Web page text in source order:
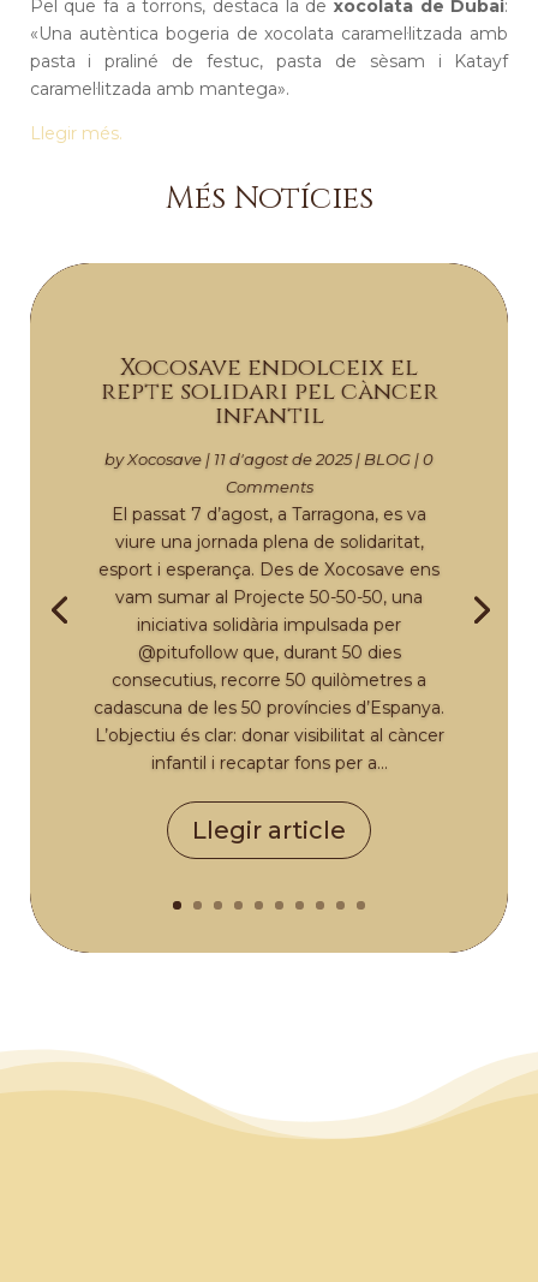
Pel que fa a torrons, destaca la dexocolata de Dubai:
«Una autèntica bogeria de xocolata caramel·litzada amb
pasta i praliné de festuc, pasta de sèsam i Katayf
caramel·litzada amb mantega».
Llegir més.
Més Notícies
Xocosave endolceix el
repte solidari pel càncer
infantil
byXocosave | 11 d'agost de 2025| BLOG | 0
Comments
El passat 7 d’agost, a Tarragona, es va
viure una jornada plena de solidaritat,
esport i esperança. Des de Xocosave ens
vam sumar al Projecte 50-50-50, una
iniciativa solidària impulsada per
@pitufollow que, durant 50 dies
consecutius, recorre 50 quilòmetres a
cadascuna de les 50 províncies d’Espanya.
L’objectiu és clar: donar visibilitat al càncer
infantil i recaptar fons per a...
Llegir article